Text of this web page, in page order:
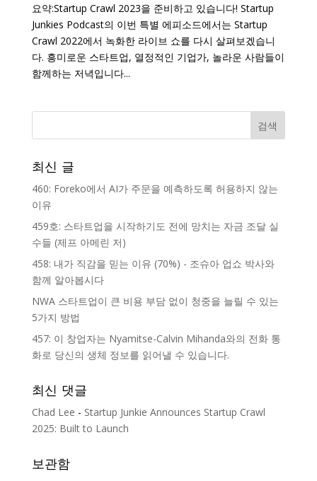
요약:Startup Crawl 2023을 준비하고 있습니다! Startup
Junkies Podcast의 이번 특별 에피소드에서는 Startup
Crawl 2022에서 녹화한 라이브 쇼를 다시 살펴보겠습니
다. 흥미로운 스타트업, 열정적인 기업가, 놀라운 사람들이
함께하는 저녁입니다...
최신 글
460: Foreko에서 AI가 주문을 예측하도록 허용하지 않는
이유
459호: 스타트업을 시작하기도 전에 망치는 자금 조달 실
수들 (제프 아메린 저)
458: 내가 직감을 믿는 이유 (70%) - 조슈아 업쇼 박사와
함께 알아봅시다
NWA 스타트업이 큰 비용 부담 없이 청중을 늘릴 수 있는
5가지 방법
457: 이 창업자는 Nyamitse-Calvin Mihanda와의 전화 통
화로 당신의 생체 정보를 읽어낼 수 있습니다.
최신 댓글
Chad Lee - Startup Junkie Announces Startup Crawl
2025: Built to Launch
보관함